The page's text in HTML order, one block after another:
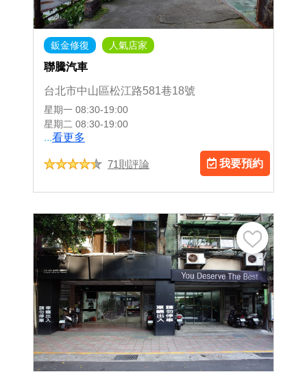
鈑金修復 人氣店家
聯騰汽車
台北市中山區松江路581巷18號
星期一 08:30-19:00
星期二 08:30-19:00
...看更多
71則評論 我要預約